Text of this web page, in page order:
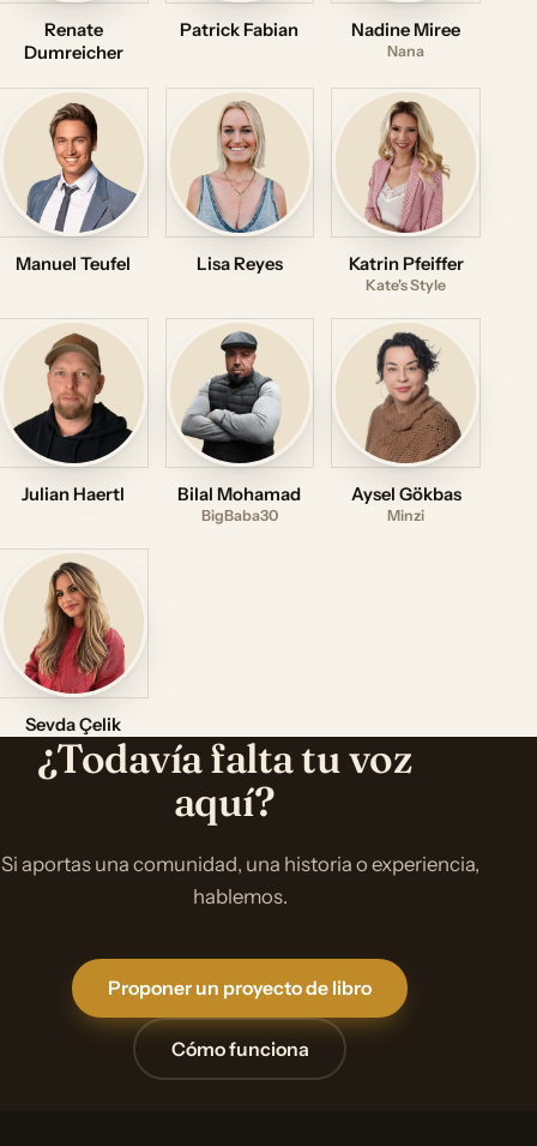
Renate
Dumreicher
Patrick Fabian Nadine Miree
Nana
Manuel Teufel Lisa Reyes Katrin Pfeiffer
Kate's Style
Julian Haertl Bilal Mohamad
BigBaba30
Aysel Gökbas
Minzi
Sevda Çelik
¿Todavía falta tu voz
aquí?
Si aportas una comunidad, una historia o experiencia,
hablemos.
Proponer un proyecto de libro
Cómo funciona